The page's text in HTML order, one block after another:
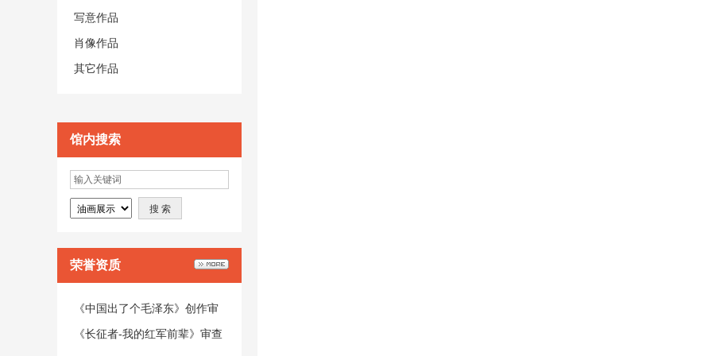
写意作品
肖像作品
其它作品
馆内搜索
荣誉资质
《中国出了个毛泽东》创作审
查意见
《长征者-我的红军前辈》审查